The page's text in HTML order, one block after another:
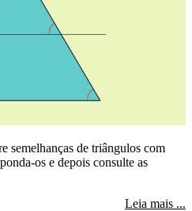
semelhanças de triângulos com
os e depois consulte as
Leia mais ...